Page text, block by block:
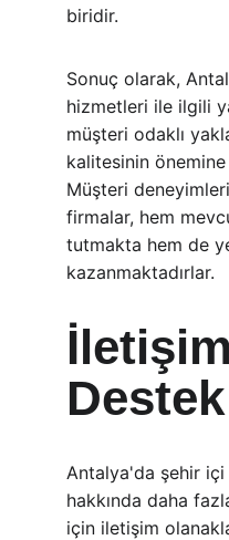
biridir.
Sonuç olarak,
hizmetleri ile ilgili
müşteri odaklı
kalitesinin
Müşteri
firmalar, hem
tutmakta hem de
kazanmaktadırlar.
Antalya'da şehir
hakkında daha
için iletişim